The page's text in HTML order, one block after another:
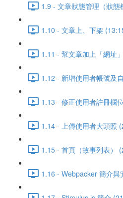
1.9 - 文章狀態管理（狀態
1.10 - 文章上、下架
1.11 - 幫文章加上「網址
1.12 - 新增使用者帳號及
1.13 - 修正使用者註冊欄
1.14 - 上傳使用者大頭照
1.15 - 首頁（故事列表）
1.16 - Webpacker 簡介與